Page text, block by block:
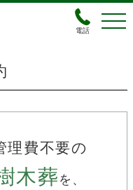
電話
理費不要の
木葬 を、